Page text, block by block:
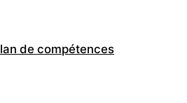
de compétences